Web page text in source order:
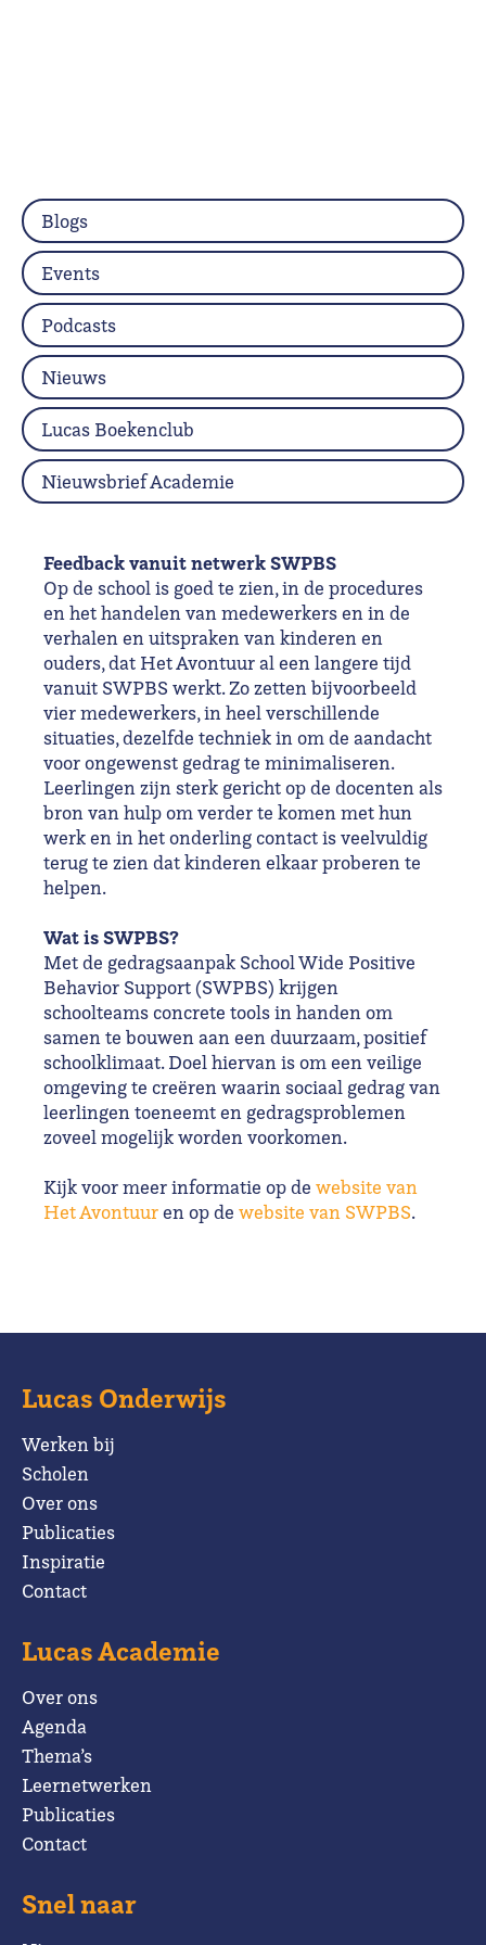
Feedback vanuit netwerk SWPBS
Op de school is goed te zien, in de procedures
en het handelen van medewerkers en in de
verhalen en uitspraken van kinderen en
ouders, dat Het Avontuur al een langere tijd
vanuit SWPBS werkt. Zo zetten bijvoorbeeld
vier medewerkers, in heel verschillende
situaties, dezelfde techniek in om de aandacht
voor ongewenst gedrag te minimaliseren.
Leerlingen zijn sterk gericht op de docenten als
bron van hulp om verder te komen met hun
werk en in het onderling contact is veelvuldig
terug te zien dat kinderen elkaar proberen te
helpen.
Wat is SWPBS?
Met de gedragsaanpak School Wide Positive
Behavior Support (SWPBS) krijgen
schoolteams concrete tools in handen om
samen te bouwen aan een duurzaam, positief
schoolklimaat. Doel hiervan is om een veilige
omgeving te creëren waarin sociaal gedrag van
leerlingen toeneemt en gedragsproblemen
zoveel mogelijk worden voorkomen.
Kijk voor meer informatie op de website van
Het Avontuuren op de website van SWPBS.
Blogs
Events
Podcasts
Nieuws
Lucas Boekenclub
Nieuwsbrief Academie
Lucas Onderwijs
Werken bij
Scholen
Over ons
Publicaties
Inspiratie
Contact
Lucas Academie
Over ons
Agenda
Thema’s
Leernetwerken
Publicaties
Contact
Snel naar